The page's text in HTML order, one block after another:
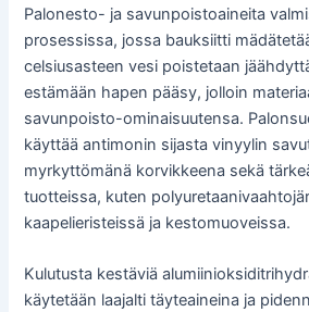
Palonesto- ja savunpoistoaineita
prosessissa, jossa bauksiitti
celsiusasteen vesi poistetaan
estämään hapen pääsy, jolloin
savunpoisto-ominaisuutensa.
käyttää antimonin sijasta vinyylin
myrkyttömänä korvikkeena sekä
tuotteissa, kuten
kaapelieristeissä ja kestomuoveissa.
Kulutusta kestäviä
käytetään laajalti täyteaineina ja